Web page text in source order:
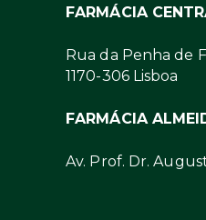
FARMÁCIA
Rua da Penha de
1170-306 Lisboa
FARMÁCIA
Av. Prof. Dr.